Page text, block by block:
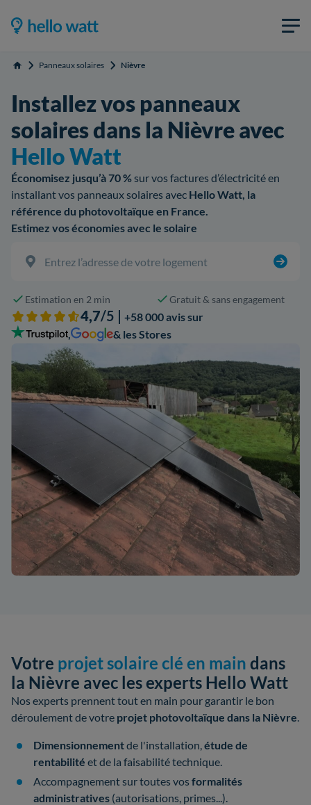
Accueil Panneaux solaires Nièvre
Installez vos panneaux
solaires dans la Nièvre avec
Hello Watt
Économisez jusqu’à 70 %sur vos factures d’électricité en
installant vos panneaux solaires avec Hello Watt, la
référence du photovoltaïque en France.
Estimez vos économies avec le solaire
Estimation en 2 min Gratuit & sans engagement
4,7/5 | +58 000 avis sur
,
& les Stores
Votre projet solaire clé en main dans
la Nièvre avec les experts Hello Watt
Nos experts prennent tout en main pour garantir le bon
déroulement de votre projet photovoltaïque dans la Nièvre
Dimensionnementde l'installation, étude de
rentabilité et de la faisabilité technique.
Accompagnement sur toutes vosformalités
administratives (autorisations, primes...).